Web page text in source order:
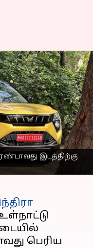
இடத்திற்கு
2025 03:35 pm
பெரிய